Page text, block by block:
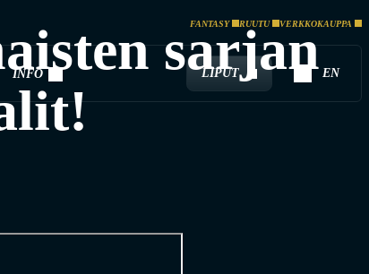
FANTASY RUUTU VERKKOKAUPPA
INFO LIPUT EN
sarjan